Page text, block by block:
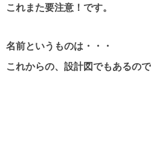
これまた要注意！です。
名前というものは・・・
これからの、設計図でもあるので